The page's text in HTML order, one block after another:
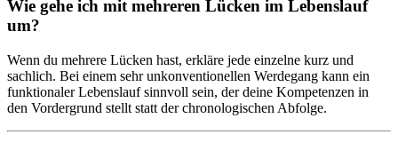
Wie gehe ich mit mehreren Lücken im Lebenslauf
um?
Wenn du mehrere Lücken hast, erkläre jede einzelne kurz und
sachlich. Bei einem sehr unkonventionellen Werdegang kann ein
funktionaler Lebenslauf sinnvoll sein, der deine Kompetenzen in
den Vordergrund stellt statt der chronologischen Abfolge.